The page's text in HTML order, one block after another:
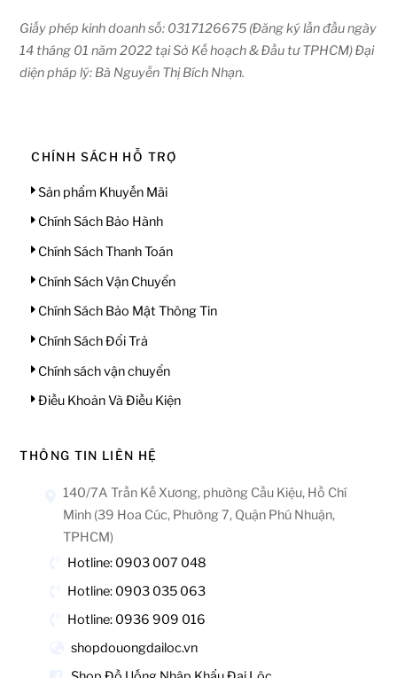
Giấy phép kinh doanh số: 0317126675 (Đăng ký lần đầu ngày
14 tháng 01 năm 2022 tại Sở Kế hoạch & Đầu tư TPHCM) Đại
diện pháp lý: Bà Nguyễn Thị Bích Nhạn.
CHÍNH SÁCH HỖ TRỢ
Sản phẩm Khuyến Mãi
Chính Sách Bảo Hành
Chính Sách Thanh Toán
Chính Sách Vận Chuyển
Chính Sách Bảo Mật Thông Tin
Chính Sách Đổi Trả
Chính sách vận chuyển
Điều Khoản Và Điều Kiện
THÔNG TIN LIÊN HỆ
140/7A Trần Kế Xương, phường Cầu Kiệu, Hồ Chí
Minh (39 Hoa Cúc, Phường 7, Quận Phú Nhuận,
TPHCM)
Hotline: 0903 007 048
Hotline: 0903 035 063
Hotline: 0936 909 016
shopdouongdailoc.vn